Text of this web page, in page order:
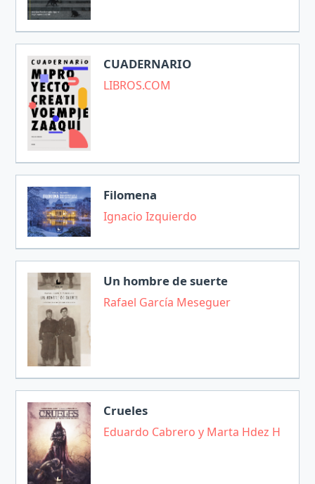
CUADERNARIO
LIBROS.COM
Filomena
Ignacio Izquierdo
Un hombre de suerte
Rafael García Meseguer
Crueles
Eduardo Cabrero y Marta Hdez H